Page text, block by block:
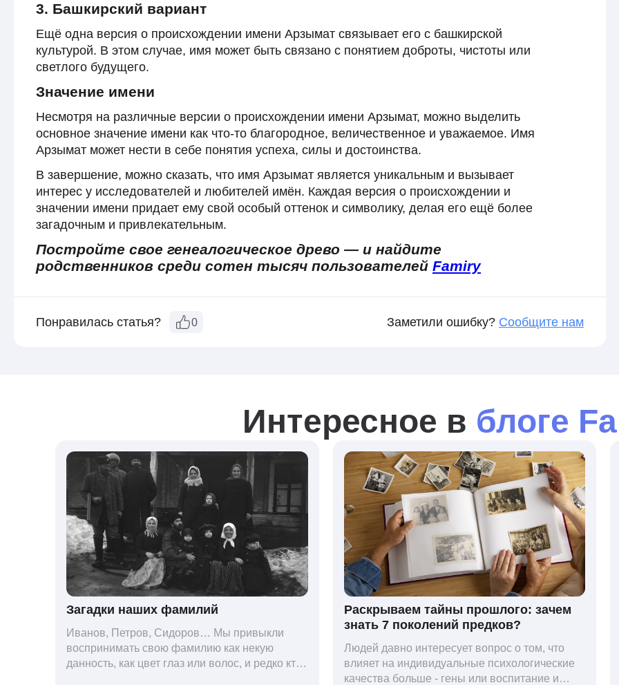
3. Башкирский вариант
Ещё одна версия о происхождении имени Арзымат связывает его с башкирской
культурой. В этом случае, имя может быть связано с понятием доброты, чистоты или
светлого будущего.
Значение имени
Несмотря на различные версии о происхождении имени Арзымат, можно выделить
основное значение имени как что-то благородное, величественное и уважаемое. Имя
Арзымат может нести в себе понятия успеха, силы и достоинства.
В завершение, можно сказать, что имя Арзымат является уникальным и вызывает
интерес у исследователей и любителей имён. Каждая версия о происхождении и
значении имени придает ему свой особый оттенок и символику, делая его ещё более
загадочным и привлекательным.
Постройте свое генеалогическое древо — и найдите
родственников среди сотен тысяч пользователей Famiry
Понравилась статья? 0 Заметили ошибку? Сообщите нам
Интересное в блоге
Загадки наших фамилий
Иванов, Петров, Сидоров… Мы привыкли
воспринимать свою фамилию как некую
данность, как цвет глаз или волос, и редко кто
Раскрываем тайны прошлого: зачем
знать 7 поколений предков?
Людей давно интересует вопрос о том, что
влияет на индивидуальные психологические
качества больше - гены или воспитание и